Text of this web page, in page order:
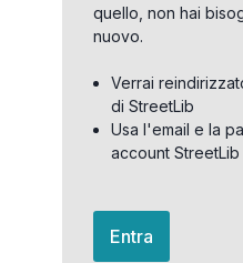
quello, non hai
nuovo.
Verrai
di StreetLib
Usa l'email e la
account StreetLib
Entra